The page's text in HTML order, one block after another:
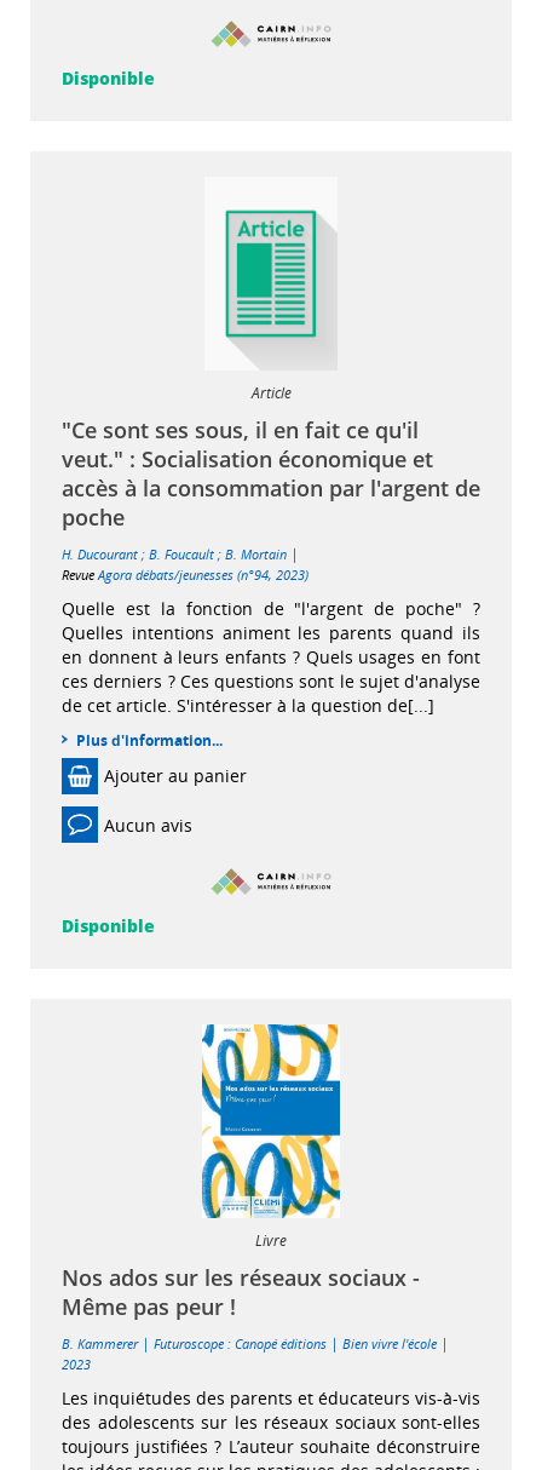
Disponible
Article
"Ce sont ses sous, il en fait ce qu'il
veut." : Socialisation économique et
accès à la consommation par l'argent de
poche
H. Ducourant ; B. Foucault ; B. Mortain |
RevueAgora débats/jeunesses (n°94, 2023)
Quelle est la fonction de "l'argent de poche" ?
Quelles intentions animent les parents quand ils
en donnent à leurs enfants ? Quels usages en font
ces derniers ? Ces questions sont le sujet d'analyse
de cet article. S'intéresser à la question de[...]
Plus d'information...
Ajouter au panier
Aucun avis
Disponible
Livre
Nos ados sur les réseaux sociaux -
Même pas peur !
B. Kammerer | Futuroscope : Canopé éditions | Bien vivre l'école |
2023
Les inquiétudes des parents et éducateurs vis-à-vis
des adolescents sur les réseaux sociaux sont-elles
toujours justifiées ? L’auteur souhaite déconstruire